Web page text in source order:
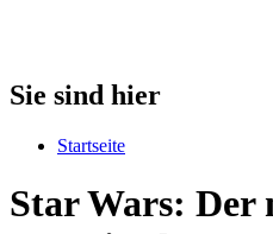
Sie sind hier
Startseite
Star Wars: Der